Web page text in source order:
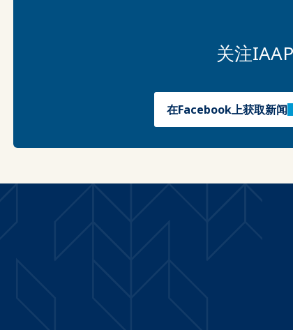
关注
在Facebook上获取新闻